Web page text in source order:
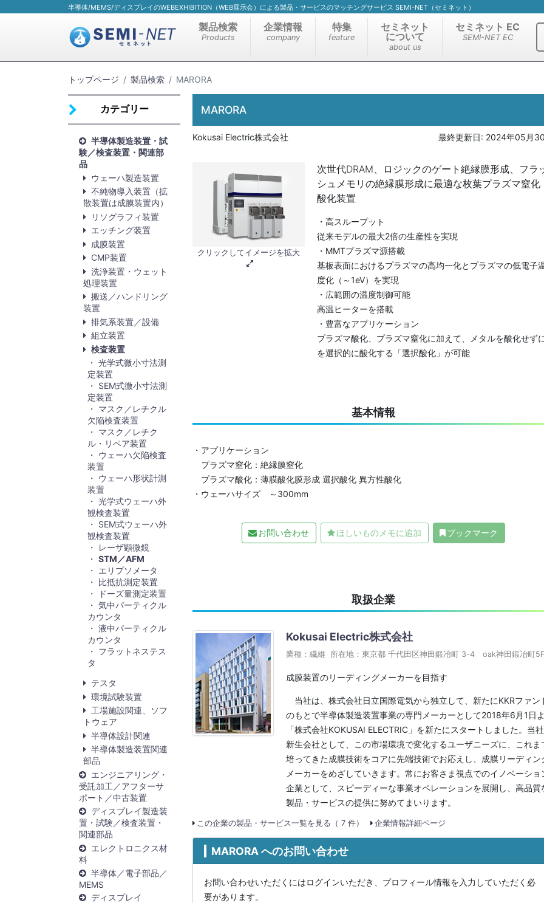
半導体/MEMS/ディスプレイのWEBEXHIBITION（WEB展示会）による製品・サービスのマッチングサービス SEMI-NET（セミネット）
製品検索
Products
企業情報
company
特集
feature
セミネット
について
about us
セミネット EC
SEMI-NET EC
トップページ 製品検索 MARORA
カテゴリー
半導体製造装置・試
験／検査装置・関連部
品
ウェーハ製造装置
不純物導入装置（拡
散装置は成膜装置内）
リソグラフィ装置
エッチング装置
成膜装置
CMP装置
洗浄装置・ウェット
処理装置
搬送／ハンドリング
装置
排気系装置／設備
組立装置
検査装置
光学式微小寸法測
定装置
SEM式微小寸法測
定装置
マスク／レチクル
欠陥検査装置
マスク／レチク
ル・リペア装置
ウェーハ欠陥検査
装置
ウェーハ形状計測
装置
光学式ウェーハ外
観検査装置
SEM式ウェーハ外
観検査装置
レーザ顕微鏡
STM／AFM
エリプソメータ
比抵抗測定装置
ドーズ量測定装置
気中パーティクル
カウンタ
液中パーティクル
カウンタ
フラットネステス
タ
テスタ
環境試験装置
工場施設関連、ソフ
トウェア
半導体設計関連
半導体製造装置関連
部品
エンジニアリング・
受託加工／アフターサ
ポート／中古装置
ディスプレイ製造装
置・試験／検査装置・
関連部品
エレクトロニクス材
料
半導体／電子部品／
MEMS
ディスプレイ
MARORA
Kokusai Electric株式会社 最終更新日: 2024年05月
クリックしてイメージを拡大
次世代DRAM、ロジックのゲート絶縁膜形成、フラ
シュメモリの絶縁膜形成に最適な枚葉プラズマ窒化
酸化装置
・高スループット
従来モデルの最大2倍の生産性を実現
・MMTプラズマ源搭載
基板表面におけるプラズマの高均一化とプラズマの低電子
度化（～1eV）を実現
・広範囲の温度制御可能
高温ヒーターを搭載
・豊富なアプリケーション
プラズマ酸化、プラズマ窒化に加えて、メタルを酸化せず
を選択的に酸化する「選択酸化」が可能
基本情報
・アプリケーション
プラズマ窒化：絶縁膜窒化
プラズマ酸化：薄膜酸化膜形成 選択酸化 異方性酸化
・ウェーハサイズ ～300mm
お問い合わせ ほしいものメモに追加 ブックマーク
取扱企業
Kokusai Electric株式会社
業種：繊維 所在地：東京都 千代田区神田鍛冶町 3-4 oak神田鍛冶町5F
成膜装置のリーディングメーカーを目指す
当社は、株式会社日立国際電気から独立して、新たにKKRファン
のもとで半導体製造装置事業の専門メーカーとして2018年6月1日
「株式会社KOKUSAI ELECTRIC」を新たにスタートしました。当
新生会社として、この市場環境で変化するユーザニーズに、これま
培ってきた成膜技術をコアに先端技術でお応えし、成膜リーディン
メーカーをめざしていきます。常にお客さま視点でのイノベーショ
企業として、スピーディーな事業オペレーションを展開し、高品質
製品・サービスの提供に努めてまいります。
この企業の製品・サービス一覧を見る（ 7 件） 企業情報詳細ページ
MARORA へのお問い合わせ
お問い合わせいただくにはログインいただき、プロフィール情報を入力していただく必
要があります。